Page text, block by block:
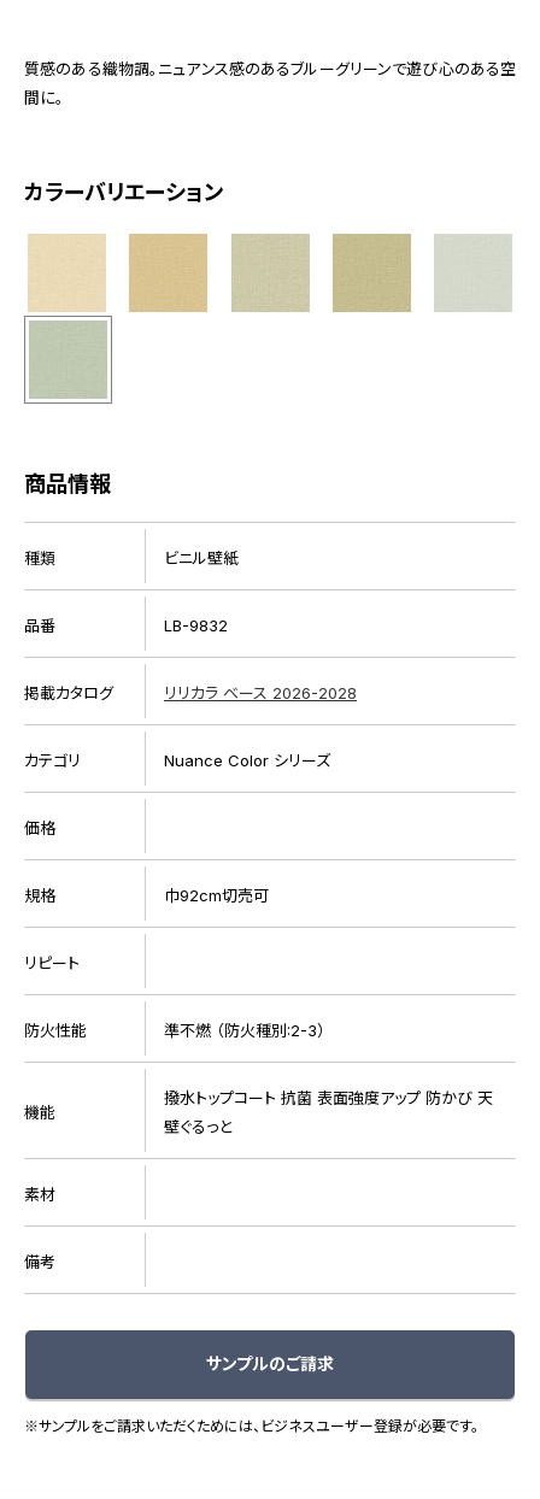
質感のある織物調。ニュアンス感のあるブルーグリーンで遊び心のある空
間に。
カラーバリエーション
商品情報
種類 ビニル壁紙
品番 LB-9832
掲載カタログ リリカラ ベース 2026-2028
カテゴリ Nuance Color シリーズ
価格
規格 巾92cm切売可
リピート
防火性能 準不燃 （防火種別:2-3）
機能
撥水トップコート 抗菌 表面強度アップ 防かび 天
壁ぐるっと
素材
備考
サンプルのご請求
※サンプルをご請求いただくためには、ビジネスユーザー登録が必要です。